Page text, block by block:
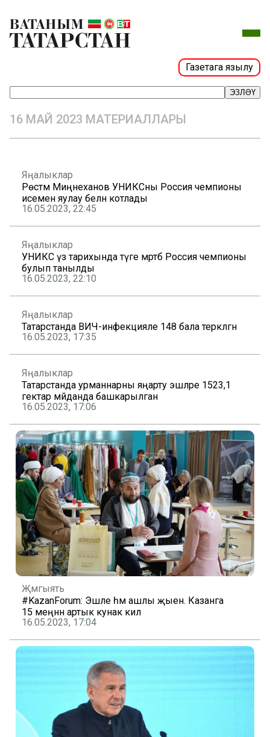
Газетага язылу
ЭЗЛӘҮ
16 МАЙ 2023 МАТЕРИАЛЛАРЫ
Яңалыклар
Рөстәм Миңнеханов УНИКСны Россия чемпионы
исемен яулау белән котлады
16.05.2023, 22:45
Яңалыклар
УНИКС үз тарихында тәүге мәртәбә Россия чемпионы
булып танылды
16.05.2023, 22:10
Яңалыклар
Татарстанда ВИЧ-инфекцияле 148 бала теркәлгән
16.05.2023, 17:35
Яңалыклар
Татарстанда урманнарны яңарту эшләре 1523,1
гектар мәйданда башкарылган
16.05.2023, 17:06
Җәмгыять
#KazanForum: Эшле һәм ашлы җыен. Казанга
15 меңнән артык кунак килә
16.05.2023, 17:04